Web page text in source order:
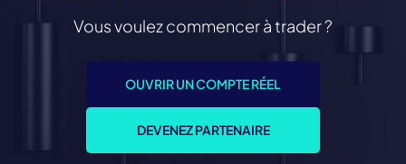
Vous voulez commencer à trader ?
OUVRIR UN COMPTE RÉEL
DEVENEZ PARTENAIRE